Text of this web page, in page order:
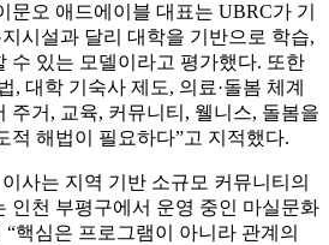
문오 애드에이블 대표는 UBRC가 기
시설과 달리 대학을 기반으로 학습,
수 있는 모델이라고 평가했다. 또한
, 대학 기숙사 제도, 의료·돌봄 체계
주거, 교육, 커뮤니티, 웰니스, 돌봄을
적 해법이 필요하다”고 지적했다.
사는 지역 기반 소규모 커뮤니티의
인천 부평구에서 운영 중인 마실문화
핵심은 프로그램이 아니라 관계의